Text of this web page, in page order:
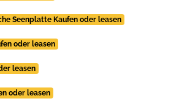
Seenplatte Kaufen oder leasen
oder leasen
leasen
oder leasen